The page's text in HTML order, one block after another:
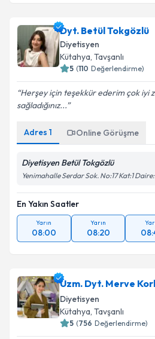
Dyt. Betül Tokgözlü
Diyetisyen
Kütahya, Tavşanlı
5 (110 Değerlendirme)
Herşey için teşekkür ederim çok iyi
sağladığınız...
Adres 1 Online Görüşme
Diyetisyen Betül Tokgözlü
Yenimahalle Serdar Sok. No:17 Kat:1
En Yakın Saatler
Yarın
08:00
Yarın
08:20
Uzm. Dyt. Merve
Diyetisyen
Kütahya, Tavşanlı
5 (756 Değerlendirme)